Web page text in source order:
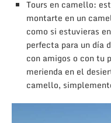
Tours en camello:
montarte en un
como si estuvieras
perfecta para un día
con amigos o con tu
merienda en el
camello,